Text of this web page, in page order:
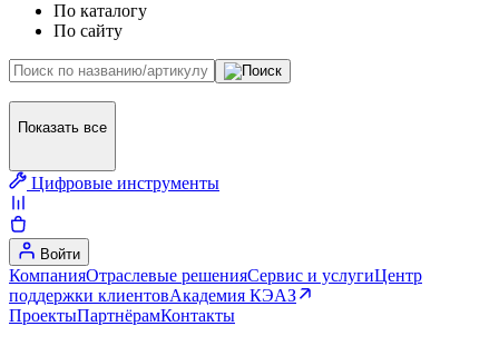
По каталогу
По сайту
Показать все
Цифровые инструменты
Войти
КомпанияОтраслевые решенияСервис и услугиЦентр
поддержки клиентовАкадемия КЭАЗ
ПроектыПартнёрамКонтакты